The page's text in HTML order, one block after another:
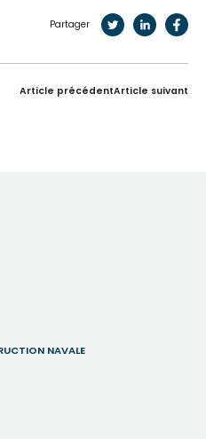
Partager
Article précédentArticle suivant
NAVALE